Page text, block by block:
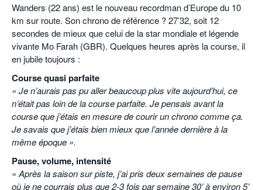
Wanders (22 ans) est le nouveau recordman d’Europe du 10
km sur route. Son chrono de référence ? 27’32, soit 12
secondes de mieux que celui de la star mondiale et légende
vivante Mo Farah (GBR). Quelques heures après la course, il
en jubile toujours :
Course quasi parfaite
« Je n’aurais pas pu aller beaucoup plus vite aujourd’hui, ce
n’était pas loin de la course parfaite. Je pensais avant la
course que j’étais en mesure de courir un chrono comme ça.
Je savais que j’étais bien mieux que l’année dernière à la
même époque ».
Pause, volume, intensité
« Après la saison sur piste, j’ai pris deux semaines de pause
où je ne courrais plus que 2-3 fois par semaine 30’ à environ 5’